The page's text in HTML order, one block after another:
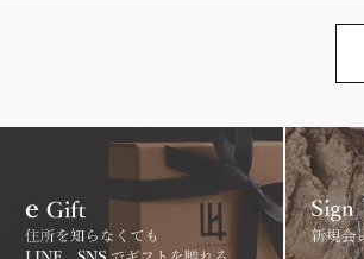
ダブルリング プレート